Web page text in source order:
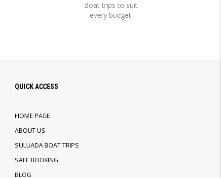
Boat trips to suit
every budget
QUICK ACCESS
HOME PAGE
ABOUT US
SULUADA BOAT TRIPS
SAFE BOOKING
BLOG